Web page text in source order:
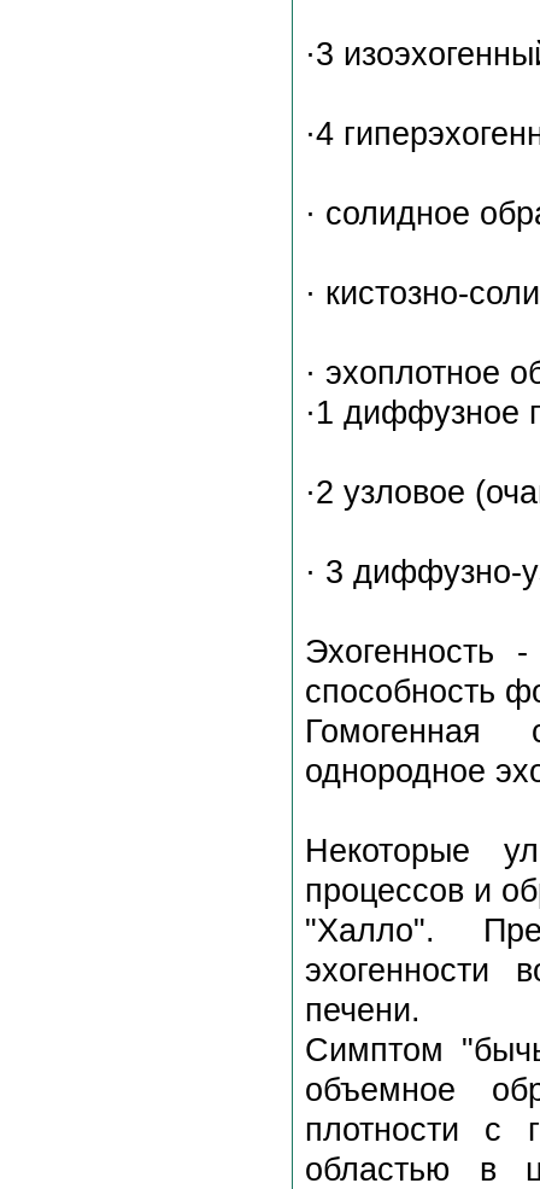
·3
·4
· солидное
· кистозно-
· эхоплотное
·1 диффузное
·2 узловое
· 3 диффузно-
Эхогенность
способность
однородное
Некоторые
процессов и
"Халло".
эхогенности
печени.
Симптом
объемное
плотности с
областью в